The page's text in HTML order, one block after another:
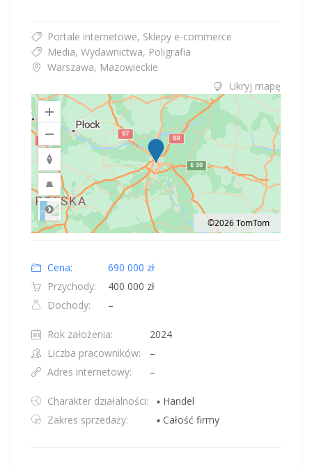
Portale internetowe, Sklepy e-commerce
Media, Wydawnictwa, Poligrafia
Warszawa, Mazowieckie
Ukryj mapę
Road
©2026 TomTom
Cena:
690 000 zł
Przychody:
400 000 zł
Dochody:
–
Rok założenia:
2024
Liczba pracowników:
–
Adres internetowy:
–
Charakter działalności:
▪ Handel
Zakres sprzedaży:
▪ Całość firmy